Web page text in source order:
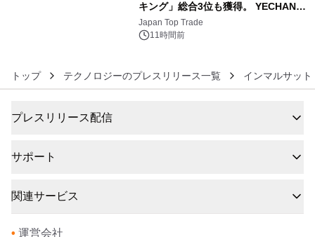
キング」総合3位も獲得。 YECHAN音
浴シンギングボウル第2弾の大型サイ
ズ（XL・2XL・3XL）を先行販売中
Japan Top Trade
11時間前
トップ テクノロジーのプレスリリース一覧 インマルサット
プレスリリース配信
サポート
関連サービス
• 運営会社